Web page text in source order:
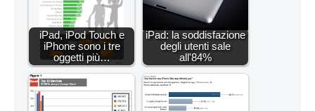
iPad, iPod Touch e
iPhone sono i tre
oggetti più…
iPad: la soddisfazione
degli utenti sale
all'84%